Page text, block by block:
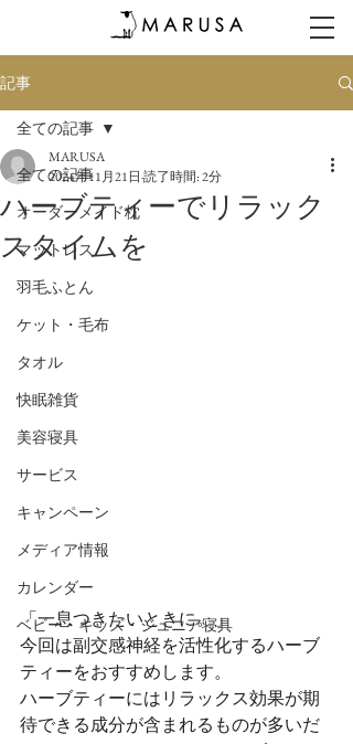
記事
全ての記事
オーダーメイド枕
マットレス
羽毛ふとん
ケット・毛布
タオル
快眠雑貨
美容寝具
サービス
キャンペーン
メディア情報
カレンダー
ベビー・キッズ・ジュニア寝具
全ての記事
ハーブティーでリラック
スタイムを
MARUSA
2024年11月21日 読了時間: 2分
「一息つきたいときに。」
今回は副交感神経を活性化するハーブ
ティーをおすすめします。
ハーブティーにはリラックス効果が期
待できる成分が含まれるものが多いだ